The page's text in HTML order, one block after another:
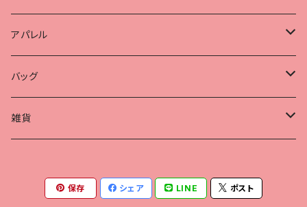
アパレル
Tシャツ
帽子
バッグ
保温冷バッグ
雑貨
ハンカチ
保存 シェア LINE ポスト